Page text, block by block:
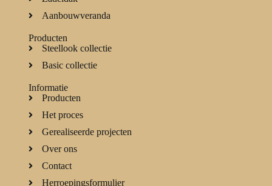
Aanbouwveranda
Producten
Steellook collectie
Basic collectie
Informatie
Producten
Het proces
Gerealiseerde projecten
Over ons
Contact
Herroepingsformulier